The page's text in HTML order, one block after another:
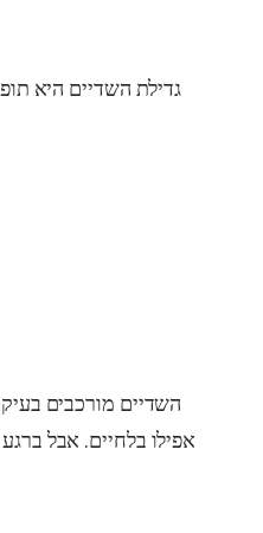
גדילת השדיים היא
השדיים מורכבים
אפילו בלחיים. אבל